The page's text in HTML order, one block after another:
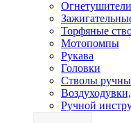
Торфяные
Мотопомпы
Рукава
Головки
Стволы
Ручной